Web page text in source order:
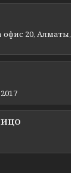
офис 20, Алматы,